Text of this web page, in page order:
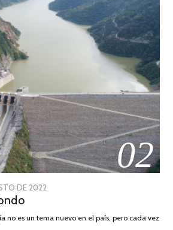
02
DE 2022
DE
no es un tema nuevo en el país, pero cada vez